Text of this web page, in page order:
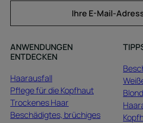
Ihre E-Mail-
ANWENDUNGEN
ENTDECKEN
Haarausfall
Pflege für die Kopfhaut
Trockenes Haar
Beschädigtes, brüchiges